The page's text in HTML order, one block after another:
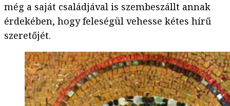
még a saját családjával is szembeszállt annak
érdekében, hogy feleségül vehesse kétes hírű
szeretőjét.